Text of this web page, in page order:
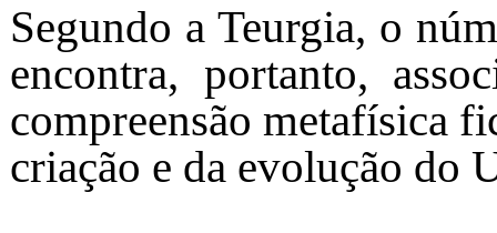
Segundo a Teurgia, o
encontra, portanto,
compreensão metafísica
criação e da evolução do